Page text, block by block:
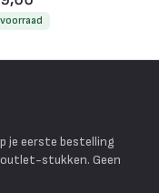
je eerste bestelling
outlet-stukken. Geen